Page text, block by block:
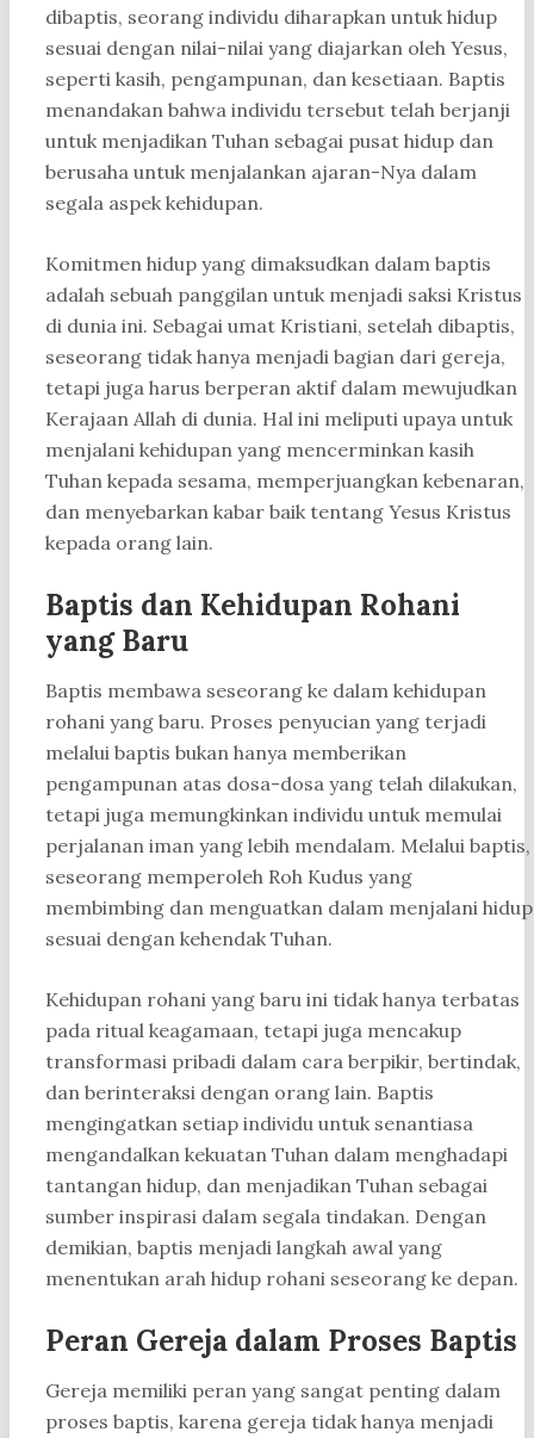
dibaptis, seorang individu diharapkan untuk hidup
sesuai dengan nilai-nilai yang diajarkan oleh Yesus,
seperti kasih, pengampunan, dan kesetiaan. Baptis
menandakan bahwa individu tersebut telah berjanji
untuk menjadikan Tuhan sebagai pusat hidup dan
berusaha untuk menjalankan ajaran-Nya dalam
segala aspek kehidupan.
Komitmen hidup yang dimaksudkan dalam baptis
adalah sebuah panggilan untuk menjadi saksi Kristus
di dunia ini. Sebagai umat Kristiani, setelah dibaptis,
seseorang tidak hanya menjadi bagian dari gereja,
tetapi juga harus berperan aktif dalam mewujudkan
Kerajaan Allah di dunia. Hal ini meliputi upaya untuk
menjalani kehidupan yang mencerminkan kasih
Tuhan kepada sesama, memperjuangkan kebenaran,
dan menyebarkan kabar baik tentang Yesus Kristus
kepada orang lain.
Baptis dan Kehidupan Rohani
yang Baru
Baptis membawa seseorang ke dalam kehidupan
rohani yang baru. Proses penyucian yang terjadi
melalui baptis bukan hanya memberikan
pengampunan atas dosa-dosa yang telah dilakukan,
tetapi juga memungkinkan individu untuk memulai
perjalanan iman yang lebih mendalam. Melalui baptis,
seseorang memperoleh Roh Kudus yang
membimbing dan menguatkan dalam menjalani hidup
sesuai dengan kehendak Tuhan.
Kehidupan rohani yang baru ini tidak hanya terbatas
pada ritual keagamaan, tetapi juga mencakup
transformasi pribadi dalam cara berpikir, bertindak,
dan berinteraksi dengan orang lain. Baptis
mengingatkan setiap individu untuk senantiasa
mengandalkan kekuatan Tuhan dalam menghadapi
tantangan hidup, dan menjadikan Tuhan sebagai
sumber inspirasi dalam segala tindakan. Dengan
demikian, baptis menjadi langkah awal yang
menentukan arah hidup rohani seseorang ke depan.
Peran Gereja dalam Proses Baptis
Gereja memiliki peran yang sangat penting dalam
proses baptis, karena gereja tidak hanya menjadi